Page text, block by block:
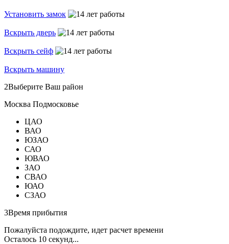
Установить замок
Вскрыть дверь
Вскрыть сейф
Вскрыть машину
2Выберите Ваш район
Москва Подмосковье
ЦАО
ВАО
ЮЗАО
САО
ЮВАО
ЗАО
СВАО
ЮАО
СЗАО
3Время прибытия
Пожалуйста подождите, идет расчет времени
Осталось 10 секунд...